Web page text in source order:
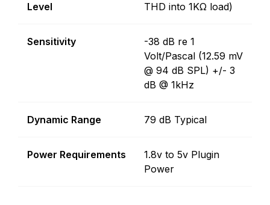
Level
THD into 1KΩ load)
Sensitivity
-38 dB re 1
Volt/Pascal (12.59 mV
@ 94 dB SPL) +/- 3
dB @ 1kHz
Dynamic Range 79 dB Typical
Power Requirements
1.8v to 5v Plugin
Power